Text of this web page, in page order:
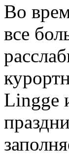
Во
все
Lingge